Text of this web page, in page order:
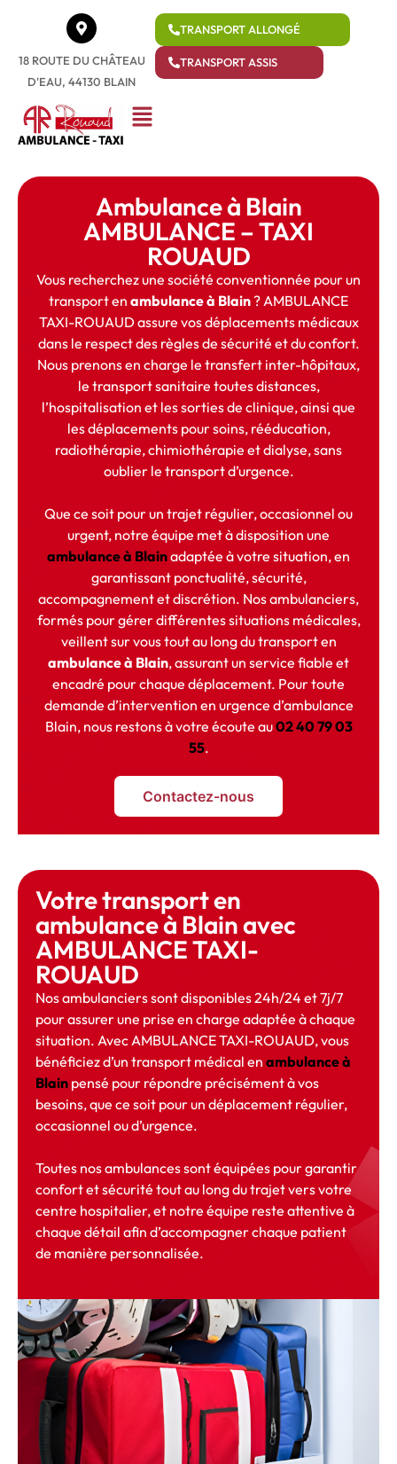
18 ROUTE DU CHÂTEAU
D'EAU, 44130 BLAIN
TRANSPORT ALLONGÉ
TRANSPORT ASSIS
Ambulance à Blain
AMBULANCE – TAXI
ROUAUD
Vous recherchez une société conventionnée pour un
transport en ambulance à Blain? AMBULANCE
TAXI-ROUAUD assure vos déplacements médicaux
dans le respect des règles de sécurité et du confort.
Nous prenons en charge le transfert inter-hôpitaux,
le transport sanitaire toutes distances,
l’hospitalisation et les sorties de clinique, ainsi que
les déplacements pour soins, rééducation,
radiothérapie, chimiothérapie et dialyse, sans
oublier le transport d’urgence.
Que ce soit pour un trajet régulier, occasionnel ou
urgent, notre équipe met à disposition une
ambulance à Blainadaptée à votre situation, en
garantissant ponctualité, sécurité,
accompagnement et discrétion. Nos ambulanciers,
formés pour gérer différentes situations médicales,
veillent sur vous tout au long du transport en
ambulance à Blain, assurant un service fiable et
encadré pour chaque déplacement. Pour toute
demande d’intervention en urgence d’ambulance
Blain, nous restons à votre écoute au02 40 79 03
55.
Contactez-nous
Votre transport en
ambulance à Blain avec
AMBULANCE TAXI-
ROUAUD
Nos ambulanciers sont disponibles 24h/24 et 7j/7
pour assurer une prise en charge adaptée à chaque
situation. Avec AMBULANCE TAXI-ROUAUD, vous
bénéficiez d’un transport médical en ambulance à
Blain pensé pour répondre précisément à vos
besoins, que ce soit pour un déplacement régulier,
occasionnel ou d’urgence.
Toutes nos ambulances sont équipées pour garantir
confort et sécurité tout au long du trajet vers votre
centre hospitalier, et notre équipe reste attentive à
chaque détail afin d’accompagner chaque patient
de manière personnalisée.